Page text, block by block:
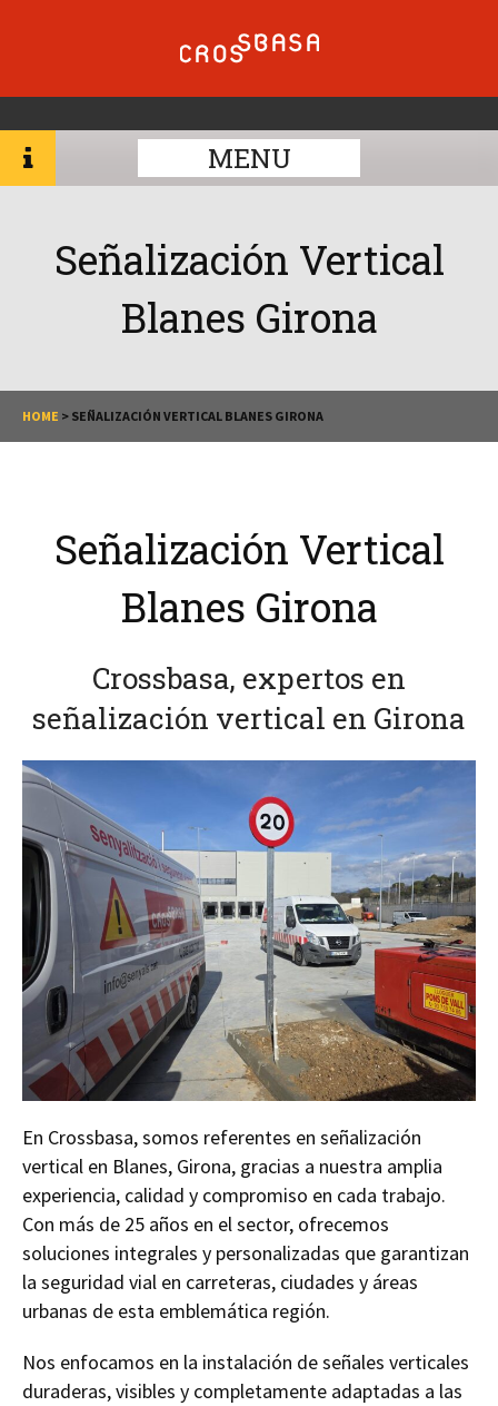
MENU
Señalización Vertical
Blanes Girona
HOME > SEÑALIZACIÓN VERTICAL BLANES GIRONA
Señalización Vertical
Blanes Girona
Crossbasa, expertos en
señalización vertical en Girona
En Crossbasa, somos referentes en señalización
vertical en Blanes, Girona, gracias a nuestra amplia
experiencia, calidad y compromiso en cada trabajo.
Con más de 25 años en el sector, ofrecemos
soluciones integrales y personalizadas que garantizan
la seguridad vial en carreteras, ciudades y áreas
urbanas de esta emblemática región.
Nos enfocamos en la instalación de señales verticales
duraderas, visibles y completamente adaptadas a las